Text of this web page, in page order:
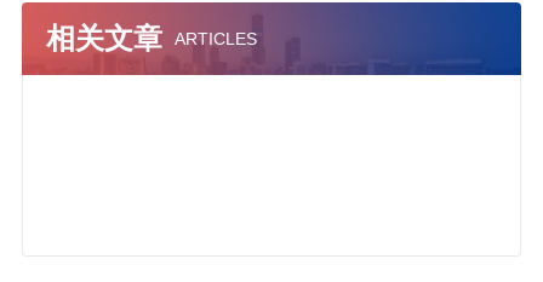
相关文章 ARTICLES